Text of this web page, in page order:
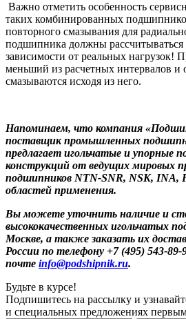
Важно отметить особенность
таких комбинированных
повторного смазывания для
подшипника должны рассчитываться
зависимости от реальных нагрузок!
меньший из расчетных интервалов и
смазываются исходя из него.
Напоминаем, что компания
поставщик промышленных
предлагает игольчатые и упорные
конструкций от ведущих мировых
подшипников NTN-SNR, NSK, INA,
областей применения.
Вы можете уточнить наличие и
высококачественных игольчатых
Москве, а также заказать их
России по телефону +7 (495) 543-
почте info@podshipnik.ru.
Будьте в курсе!
Подпишитесь на рассылку и
и специальных предложениях